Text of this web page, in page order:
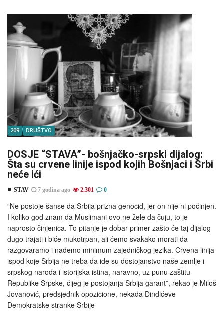
209 DRUŠTVO
DOSJE “STAVA”- bošnjačko-srpski dijalog:
Šta su crvene linije ispod kojih Bošnjaci i Srbi
neće ići
STAV 7 godina ago 2.301 0
“Ne postoje šanse da Srbija prizna genocid, jer on nije ni počinjen.
I koliko god znam da Muslimani ovo ne žele da čuju, to je
naprosto činjenica. To pitanje je dobar primer zašto će taj dijalog
dugo trajati i biće mukotrpan, ali ćemo svakako morati da
razgovaramo i nađemo minimum zajedničkog jezika. Crvena linija
ispod koje Srbija ne treba da ide su dostojanstvo naše zemlje i
srpskog naroda i istorijska istina, naravno, uz punu zaštitu
Republike Srpske, čijeg je postojanja Srbija garant”, rekao je Miloš
Jovanović, predsjednik opozicione, nekada Đinđićeve
Demokratske stranke Srbije